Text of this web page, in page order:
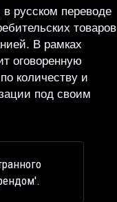
русском переводе
товаров
В рамках
оговоренную
количеству и
под своим